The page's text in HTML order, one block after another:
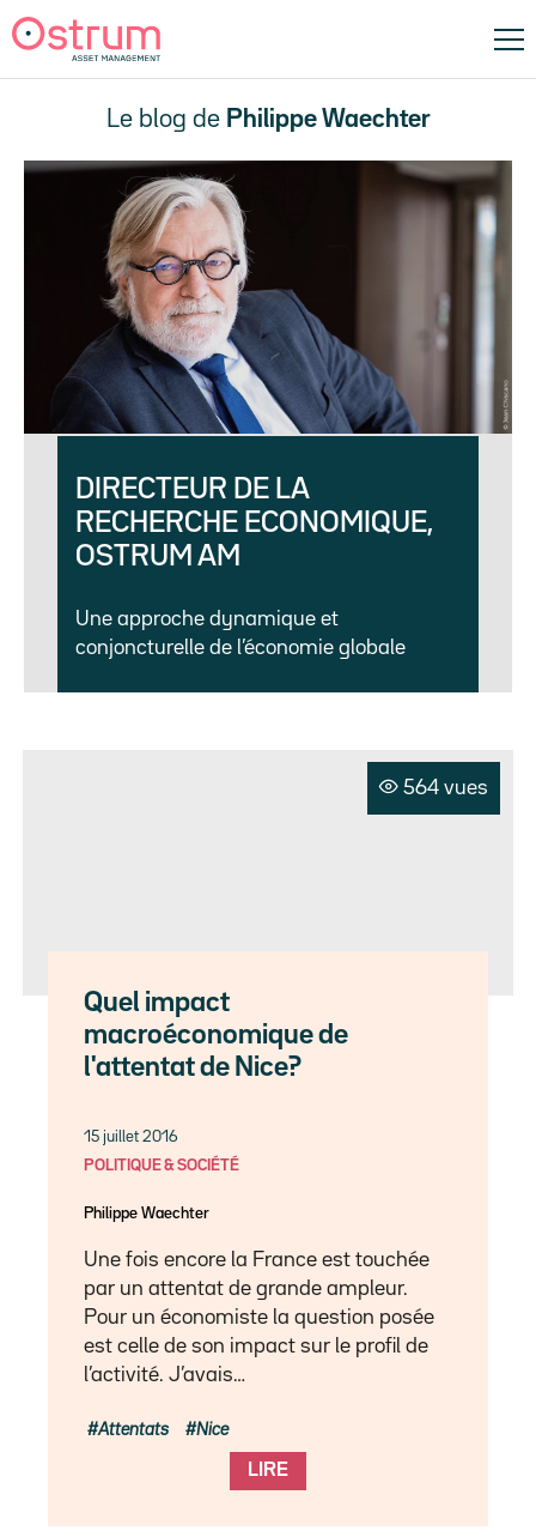
Le blog de Philippe Waechter
DIRECTEUR DE LA
RECHERCHE ECONOMIQUE,
OSTRUM AM
Une approche dynamique et
conjoncturelle de l’économie globale
564 vues
Quel impact
macroéconomique de
l'attentat de Nice?
15 juillet 2016
POLITIQUE & SOCIÉTÉ
Philippe Waechter
Une fois encore la France est touchée
par un attentat de grande ampleur.
Pour un économiste la question posée
est celle de son impact sur le profil de
l’activité. J’avais…
LIRE
Attentats Nice